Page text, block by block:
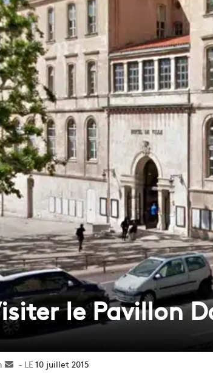
le Pavillon
Envoyer10 juillet 2015